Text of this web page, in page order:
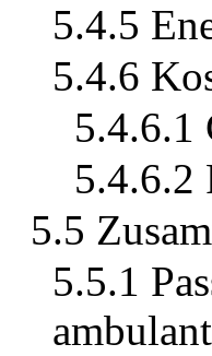
5.4.5
5.4.6
5.4.6.1
5.4.6.2
5.5
5.5.1